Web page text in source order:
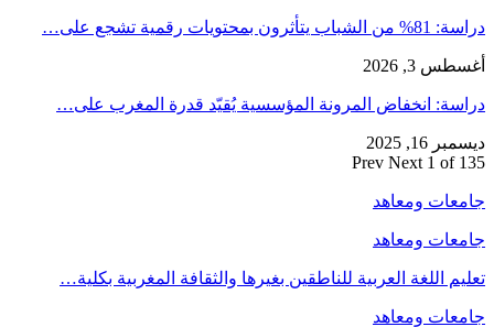
دراسة: 81% من الشباب يتأثرون بمحتويات رقمية تشجع على…
أغسطس 3, 2026
دراسة: انخفاض المرونة المؤسسية يُقيّد قدرة المغرب على…
ديسمبر 16, 2025
Prev Next 1 of 135
جامعات ومعاهد
جامعات ومعاهد
تعليم اللغة العربية للناطقين بغيرها والثقافة المغربية بكلية…
جامعات ومعاهد